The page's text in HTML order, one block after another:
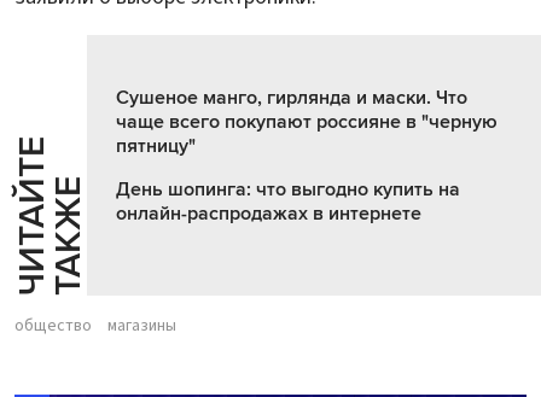
Ч
И
Т
АЙ
Т
Е
Т
А
К
ЖЕ
Сушеное манго, гирлянда и маски. Что
чаще всего покупают россияне в "черную
пятницу"
День шопинга: что выгодно купить на
онлайн-распродажах в интернете
общество магазины